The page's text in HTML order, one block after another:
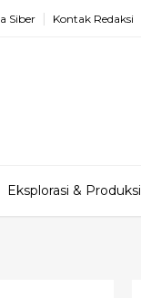
Siber Kontak Redaksi
Eksplorasi & Produksi